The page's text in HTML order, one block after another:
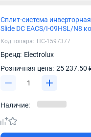
Сплит-система
Slide DC EACS/I-09HSL/N8
Код товара: НС-1597377
Бренд: Electrolux
Розничная цена: 25 237.50
Наличие: